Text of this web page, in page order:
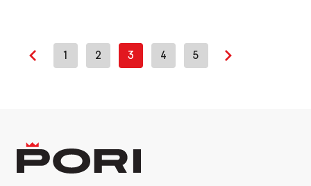
Previous page
1 2 3 4 5